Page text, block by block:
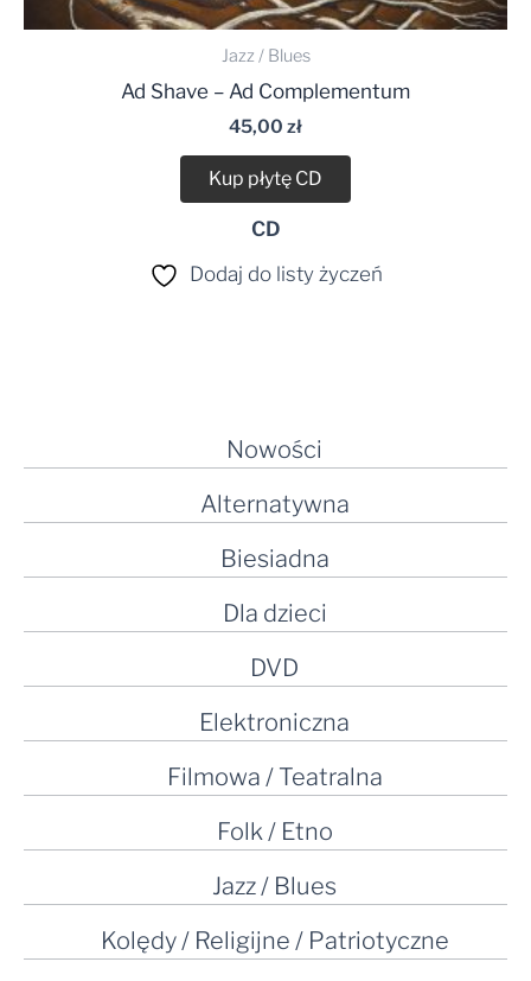
Nowości
Alternatywna
Biesiadna
Dla dzieci
DVD
Elektroniczna
Filmowa / Teatralna
Folk / Etno
Jazz / Blues
Kolędy / Religijne / Patriotyczne
Jazz / Blues
Ad Shave – Ad Complementum
45,00 zł
Kup płytę CD
CD
Dodaj do listy życzeń